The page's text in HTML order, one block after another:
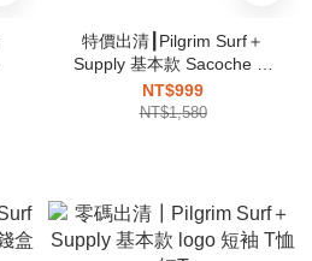
特價出清┃Pilgrim Surf＋
Supply 基本款 Sacoche 尼
龍 小包
NT$999
NT$1,580